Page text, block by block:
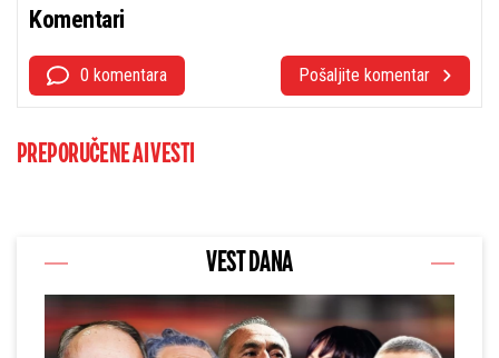
Komentari
0 komentara Pošaljite komentar
PREPORUČENE AI VESTI
VEST DANA